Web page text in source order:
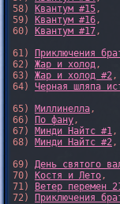
58)
Квантум #15,
59)
Квантум #16,
60)
Квантум #17,
61)
Приключения
62) Жар и холод,
63) Жар и холод #2,
64) Черная шляпа
65) Миллинелла,
66)
По фану,
67) Минди Найтс #1,
68) Минди Найтс #2,
69) День святого
70)
Костя и Лето,
71)
Ветер перемен
72)
Приключения